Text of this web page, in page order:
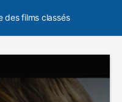
des films classés